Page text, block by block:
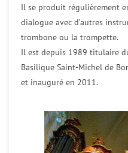
Il se produit régulièrement
dialogue avec d’autres
trombone ou la trompette.
Il est depuis 1989 titulaire
Basilique Saint-Michel de
et inauguré en 2011.